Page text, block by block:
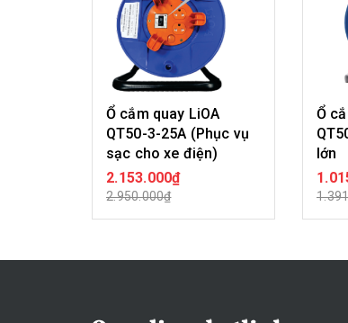
Ổ cắm quay LiOA
QT50-3-25A (Phục vụ
sạc cho xe điện)
2.153.000₫
2.950.000₫
MUA HÀNG
Ổ
lớn